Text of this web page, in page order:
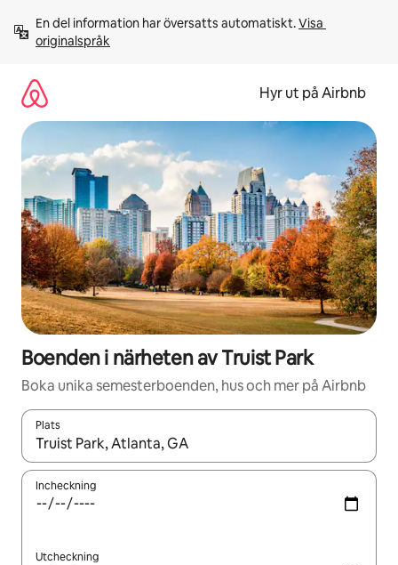
innehåll
En del information har översatts automatiskt. Visa
originalspråk
Hyr ut på Airbnb
Boenden i närheten av Truist Park
Boka unika semesterboenden, hus och mer på Airbnb
Plats
När resultaten är tillgängliga kan du navigera med upp- och
Incheckning
Utcheckning